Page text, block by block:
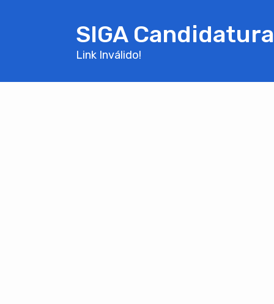
SIGA
Link Inválido!